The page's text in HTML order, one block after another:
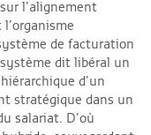
l’alignement
de facturation
dit libéral un
d’un
stratégique dans un
salariat. D’où